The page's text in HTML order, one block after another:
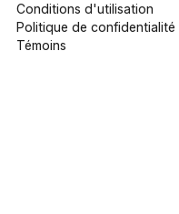
Conditions d'utilisation
Politique de confidentialité
Témoins